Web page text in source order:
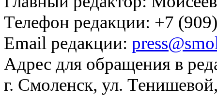
Телефон редакции: +7
Email редакции:
Адрес для обращения в
г. Смоленск, ул.